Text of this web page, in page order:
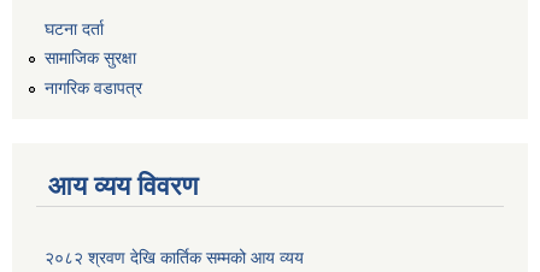
घटना दर्ता
सामाजिक सुरक्षा
नागरिक वडापत्र
आय व्यय विवरण
२०८२ श्रवण देखि कार्तिक सम्मको आय व्यय